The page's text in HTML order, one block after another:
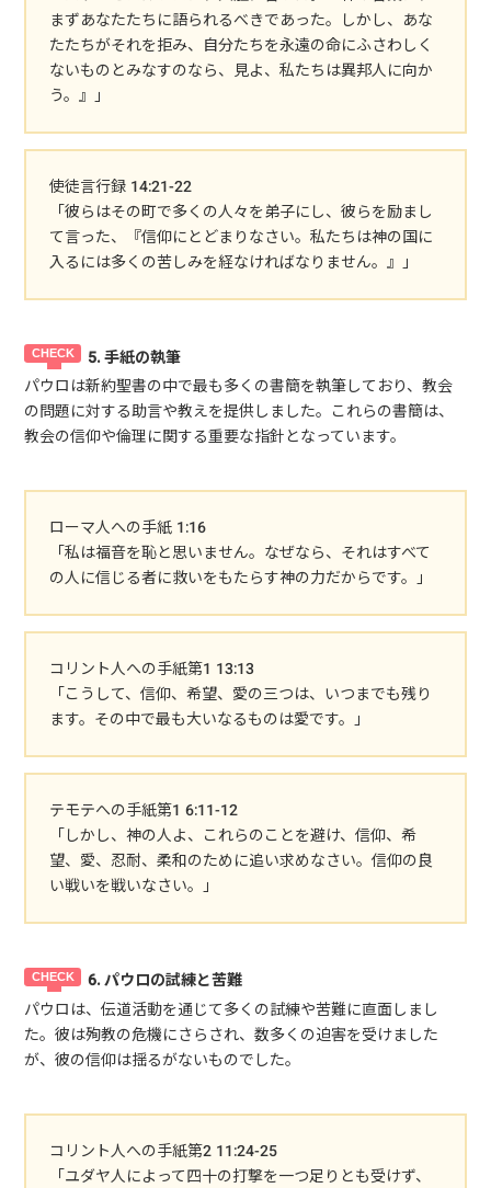
まずあなたたちに語られるべきであった。しかし、あな
たたちがそれを拒み、自分たちを永遠の命にふさわしく
ないものとみなすのなら、見よ、私たちは異邦人に向か
う。』」
使徒言行録 14:21-22
「彼らはその町で多くの人々を弟子にし、彼らを励まし
て言った、『信仰にとどまりなさい。私たちは神の国に
入るには多くの苦しみを経なければなりません。』」
5. 手紙の執筆
パウロは新約聖書の中で最も多くの書簡を執筆しており、教会
の問題に対する助言や教えを提供しました。これらの書簡は、
教会の信仰や倫理に関する重要な指針となっています。
ローマ人への手紙 1:16
「私は福音を恥と思いません。なぜなら、それはすべて
の人に信じる者に救いをもたらす神の力だからです。」
コリント人への手紙第1 13:13
「こうして、信仰、希望、愛の三つは、いつまでも残り
ます。その中で最も大いなるものは愛です。」
テモテへの手紙第1 6:11-12
「しかし、神の人よ、これらのことを避け、信仰、希
望、愛、忍耐、柔和のために追い求めなさい。信仰の良
い戦いを戦いなさい。」
6. パウロの試練と苦難
パウロは、伝道活動を通じて多くの試練や苦難に直面しまし
た。彼は殉教の危機にさらされ、数多くの迫害を受けました
が、彼の信仰は揺るがないものでした。
コリント人への手紙第2 11:24-25
「ユダヤ人によって四十の打撃を一つ足りとも受けず、